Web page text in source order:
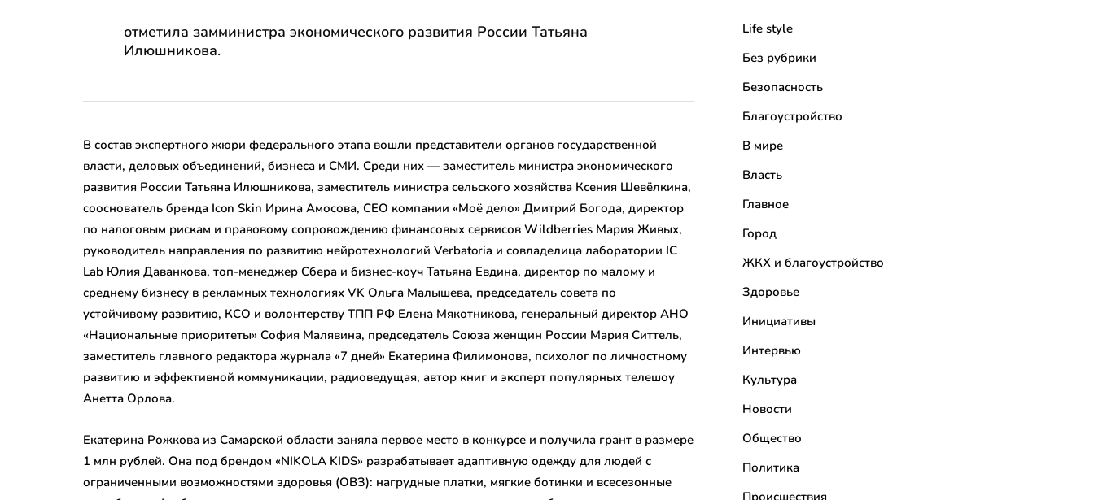
отметила замминистра экономического развития России Татьяна
Илюшникова.
В состав экспертного жюри федерального этапа вошли представители органов государственной
власти, деловых объединений, бизнеса и СМИ. Среди них — заместитель министра экономического
развития России Татьяна Илюшникова, заместитель министра сельского хозяйства Ксения Шевёлкина,
сооснователь бренда Icon Skin Ирина Амосова, CEO компании «Моё дело» Дмитрий Богода, директор
по налоговым рискам и правовому сопровождению финансовых сервисов Wildberries Мария Живых,
руководитель направления по развитию нейротехнологий Verbatoria и совладелица лаборатории IC
Lab Юлия Даванкова, топ-менеджер Сбера и бизнес-коуч Татьяна Евдина, директор по малому и
среднему бизнесу в рекламных технологиях VK Ольга Малышева, председатель совета по
устойчивому развитию, КСО и волонтерству ТПП РФ Елена Мякотникова, генеральный директор АНО
«Национальные приоритеты» София Малявина, председатель Союза женщин России Мария Ситтель,
заместитель главного редактора журнала «7 дней» Екатерина Филимонова, психолог по личностному
развитию и эффективной коммуникации, радиоведущая, автор книг и эксперт популярных телешоу
Анетта Орлова.
Екатерина Рожкова из Самарской области заняла первое место в конкурсе и получила грант в размере
1 млн рублей. Она под брендом «NIKOLA KIDS» разрабатывает адаптивную одежду для людей с
ограниченными возможностями здоровья (ОВЗ): нагрудные платки, мягкие ботинки и всесезонные
Life style
Без рубрики
Безопасность
Благоустройство
В мире
Власть
Главное
Город
ЖКХ и благоустройство
Здоровье
Инициативы
Интервью
Культура
Новости
Общество
Политика